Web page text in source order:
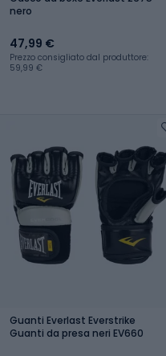
nero
47,99 €
Prezzo consigliato dal produttore:
59,99 €
Guanti Everlast Everstrike
Guanti da presa neri EV660